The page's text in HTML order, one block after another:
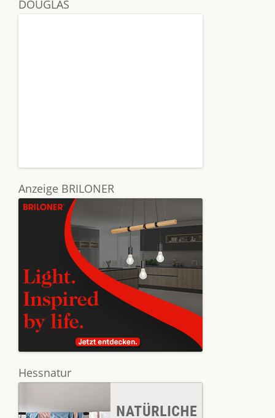
DOUGLAS
Anzeige BRILONER
Hessnatur